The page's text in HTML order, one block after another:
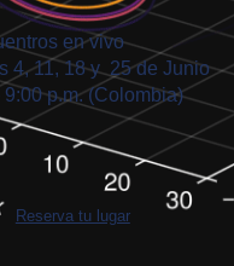
en vivo
4, 11, 18 y 25 de Junio
9:00 p.m. (Colombia)
Reserva tu lugar